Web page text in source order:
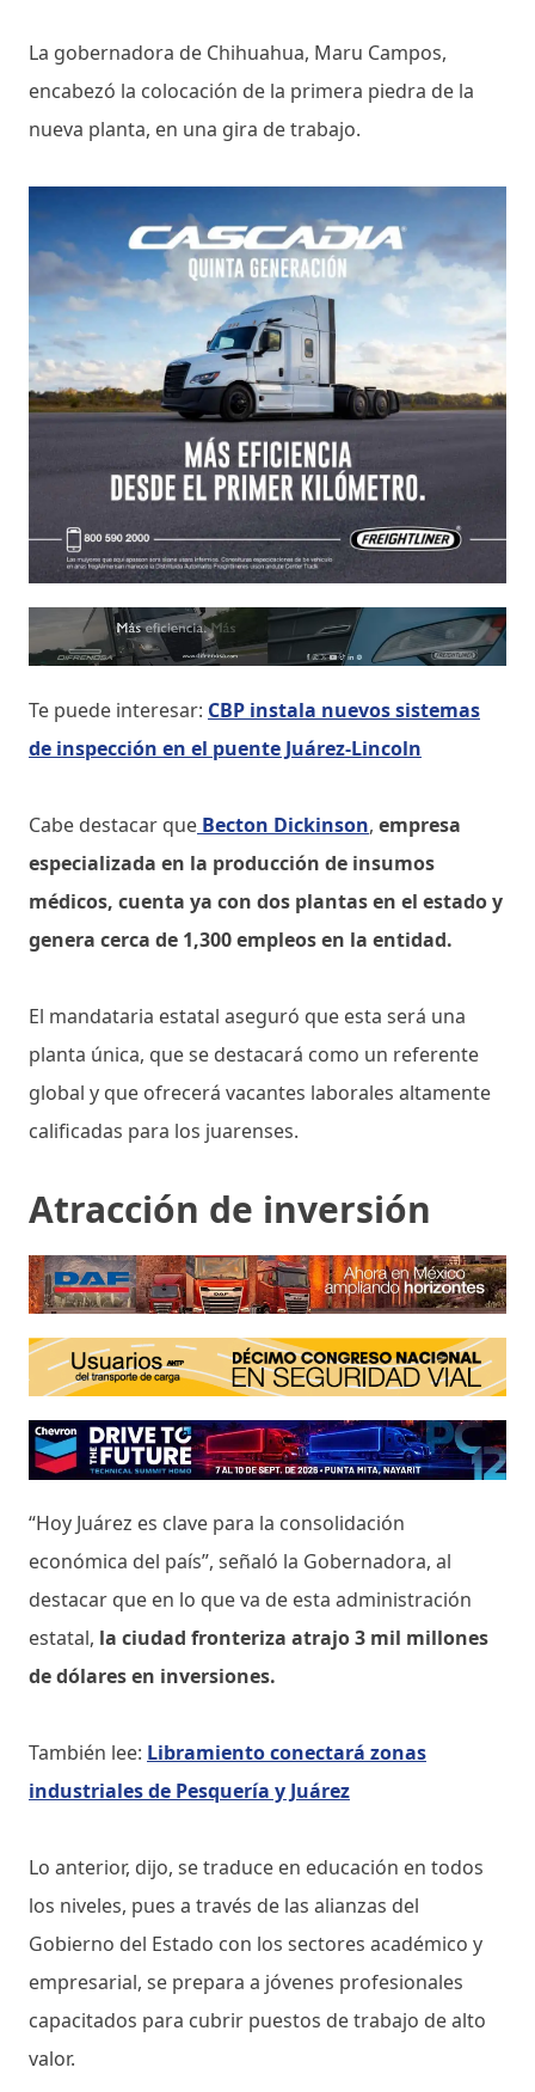
La gobernadora de Chihuahua, Maru Campos,
encabezó la colocación de la primera piedra de la
nueva planta, en una gira de trabajo.
Te puede interesar: CBP instala nuevos sistemas
de inspección en el puente Juárez-Lincoln
Cabe destacar que Becton Dickinson, empresa
especializada en la producción de insumos
médicos, cuenta ya con dos plantas en el estado y
genera cerca de 1,300 empleos en la entidad.
El mandataria estatal aseguró que esta será una
planta única, que se destacará como un referente
global y que ofrecerá vacantes laborales altamente
calificadas para los juarenses.
Atracción de inversión
“Hoy Juárez es clave para la consolidación
económica del país”, señaló la Gobernadora, al
destacar que en lo que va de esta administración
estatal, la ciudad fronteriza atrajo 3 mil millones
de dólares en inversiones.
También lee: Libramiento conectará zonas
industriales de Pesquería y Juárez
Lo anterior, dijo, se traduce en educación en todos
los niveles, pues a través de las alianzas del
Gobierno del Estado con los sectores académico y
empresarial, se prepara a jóvenes profesionales
capacitados para cubrir puestos de trabajo de alto
valor.